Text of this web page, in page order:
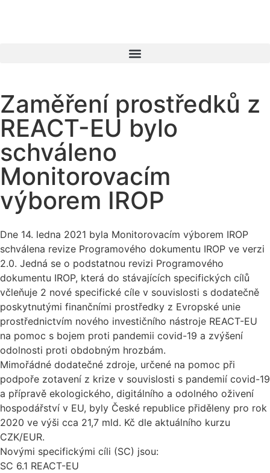
Zaměření prostředků z
REACT-EU bylo
schváleno
Monitorovacím
výborem IROP
Dne 14. ledna 2021 byla Monitorovacím výborem IROP
schválena revize Programového dokumentu IROP ve verzi
2.0. Jedná se o podstatnou revizi Programového
dokumentu IROP, která do stávajících specifických cílů
včleňuje 2 nové specifické cíle v souvislosti s dodatečně
poskytnutými finančními prostředky z Evropské unie
prostřednictvím nového investičního nástroje REACT-EU
na pomoc s bojem proti pandemii covid-19 a zvýšení
odolnosti proti obdobným hrozbám.
Mimořádné dodatečné zdroje, určené na pomoc při
podpoře zotavení z krize v souvislosti s pandemií covid-19
a přípravě ekologického, digitálního a odolného oživení
hospodářství v EU, byly České republice přiděleny pro rok
2020 ve výši cca 21,7 mld. Kč dle aktuálního kurzu
CZK/EUR.
Novými specifickými cíli (SC) jsou:
SC 6.1 REACT-EU